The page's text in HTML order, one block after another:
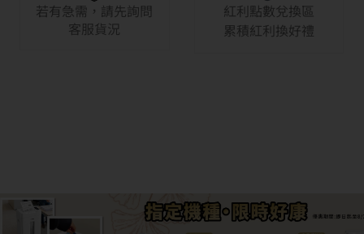
若有急需，請先詢問
客服貨況
紅利點數兌換區
累積紅利換好禮